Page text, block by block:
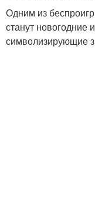
Одним из
станут новогодние
символизирующие